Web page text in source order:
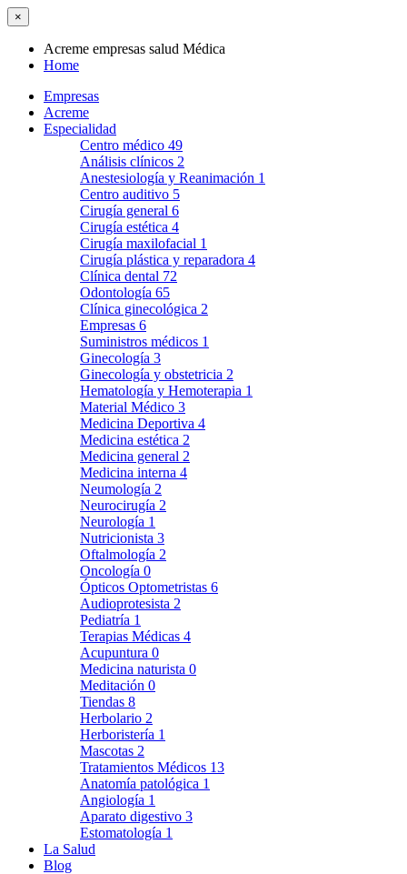
×
Acreme empresas salud Médica
Home
Empresas
Acreme
Especialidad
Centro médico 49
Análisis clínicos 2
Anestesiología y Reanimación 1
Centro auditivo 5
Cirugía general 6
Cirugía estética 4
Cirugía maxilofacial 1
Cirugía plástica y reparadora 4
Clínica dental 72
Odontología 65
Clínica ginecológica 2
Empresas 6
Suministros médicos 1
Ginecología 3
Ginecología y obstetricia 2
Hematología y Hemoterapia 1
Material Médico 3
Medicina Deportiva 4
Medicina estética 2
Medicina general 2
Medicina interna 4
Neumología 2
Neurocirugía 2
Neurología 1
Nutricionista 3
Oftalmología 2
Oncología 0
Ópticos Optometristas 6
Audioprotesista 2
Pediatría 1
Terapias Médicas 4
Acupuntura 0
Medicina naturista 0
Meditación 0
Tiendas 8
Herbolario 2
Herboristería 1
Mascotas 2
Tratamientos Médicos 13
Anatomía patológica 1
Angiología 1
Aparato digestivo 3
Estomatología 1
La Salud
Blog